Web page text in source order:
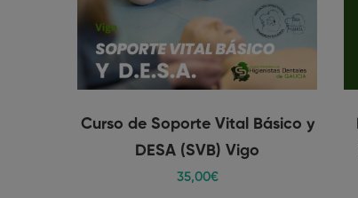
Curso de Soporte Vital Básico y
DESA (SVB) Vigo
35,00€